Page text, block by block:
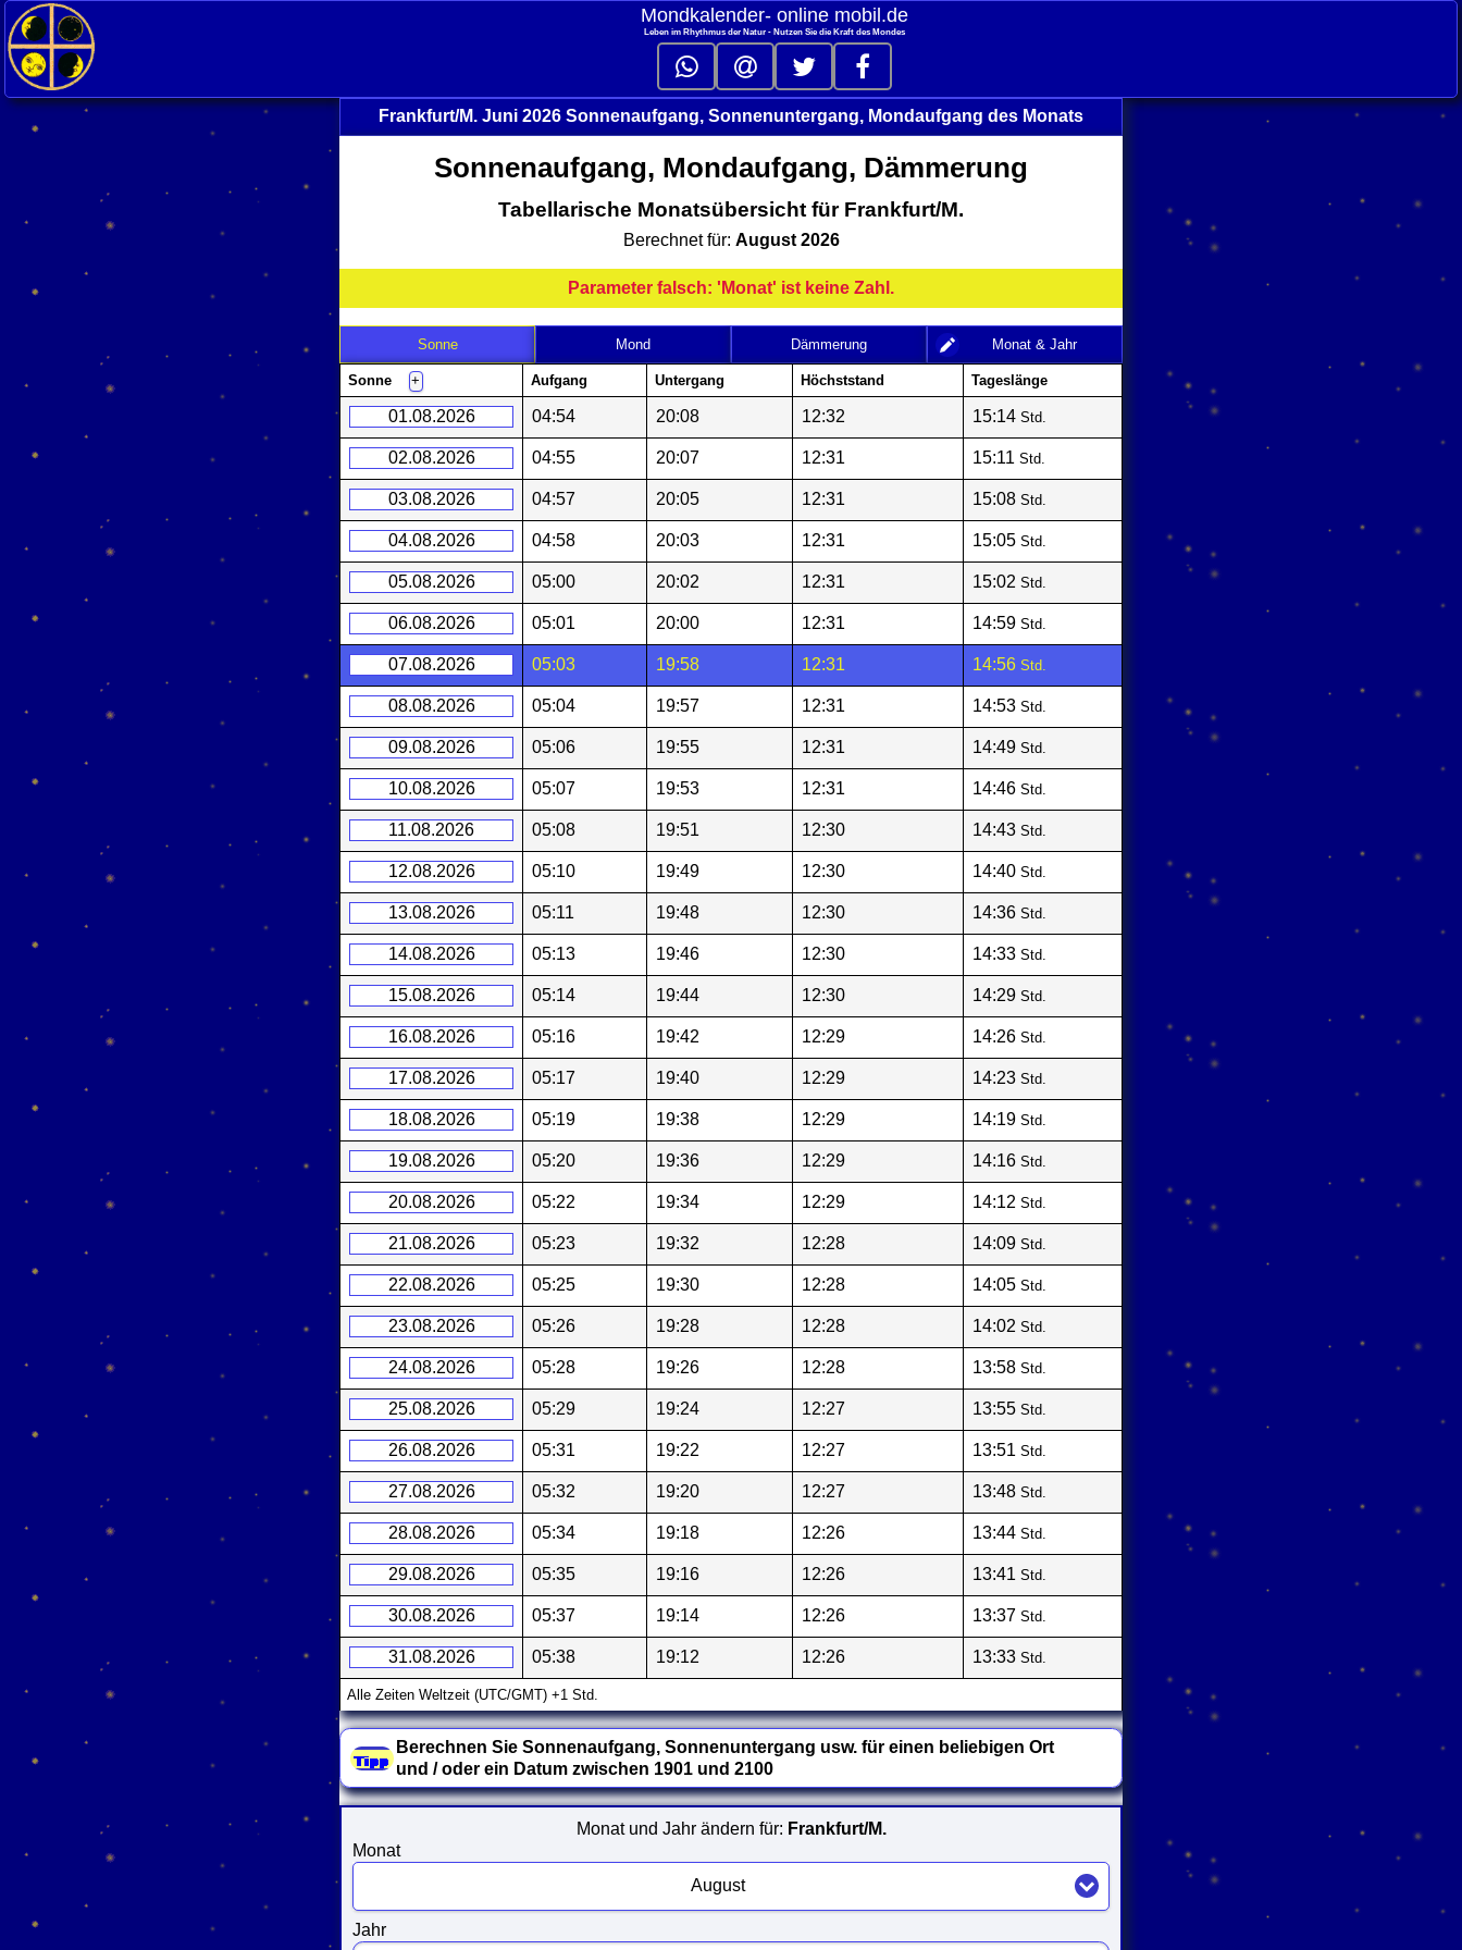
Mondkalender‑ online mobil.de
Leben im Rhythmus der Natur - Nutzen Sie die Kraft des Mondes
Frankfurt/M. Juni 2026 Sonnenaufgang, Sonnenuntergang, Mondaufgang des Monats
Sonnenaufgang, Mondaufgang, Dämmerung
Tabellarische Monatsübersicht für Frankfurt/M.
Berechnet für: August 2026
Parameter falsch: 'Monat' ist keine Zahl.
Sonne Mond Dämmerung Monat & Jahr
+
Sonne Aufgang Untergang Höchststand Tageslänge
01.08.2026 04:54 20:08 12:32 15:14 Std.
02.08.2026 04:55 20:07 12:31 15:11 Std.
03.08.2026 04:57 20:05 12:31 15:08 Std.
04.08.2026 04:58 20:03 12:31 15:05 Std.
05.08.2026 05:00 20:02 12:31 15:02 Std.
06.08.2026 05:01 20:00 12:31 14:59 Std.
07.08.2026 05:03 19:58 12:31 14:56 Std.
08.08.2026 05:04 19:57 12:31 14:53 Std.
09.08.2026 05:06 19:55 12:31 14:49 Std.
10.08.2026 05:07 19:53 12:31 14:46 Std.
11.08.2026 05:08 19:51 12:30 14:43 Std.
12.08.2026 05:10 19:49 12:30 14:40 Std.
13.08.2026 05:11 19:48 12:30 14:36 Std.
14.08.2026 05:13 19:46 12:30 14:33 Std.
15.08.2026 05:14 19:44 12:30 14:29 Std.
16.08.2026 05:16 19:42 12:29 14:26 Std.
17.08.2026 05:17 19:40 12:29 14:23 Std.
18.08.2026 05:19 19:38 12:29 14:19 Std.
19.08.2026 05:20 19:36 12:29 14:16 Std.
20.08.2026 05:22 19:34 12:29 14:12 Std.
21.08.2026 05:23 19:32 12:28 14:09 Std.
22.08.2026 05:25 19:30 12:28 14:05 Std.
23.08.2026 05:26 19:28 12:28 14:02 Std.
24.08.2026 05:28 19:26 12:28 13:58 Std.
25.08.2026 05:29 19:24 12:27 13:55 Std.
26.08.2026 05:31 19:22 12:27 13:51 Std.
27.08.2026 05:32 19:20 12:27 13:48 Std.
28.08.2026 05:34 19:18 12:26 13:44 Std.
29.08.2026 05:35 19:16 12:26 13:41 Std.
30.08.2026 05:37 19:14 12:26 13:37 Std.
31.08.2026 05:38 19:12 12:26 13:33 Std.
Alle Zeiten Weltzeit (UTC/GMT) +1 Std.
Berechnen Sie Sonnenaufgang, Sonnenuntergang usw. für einen beliebigen Ort
und / oder ein Datum zwischen 1901 und 2100
Monat und Jahr ändern für: Frankfurt/M.
Monat
August
Jahr